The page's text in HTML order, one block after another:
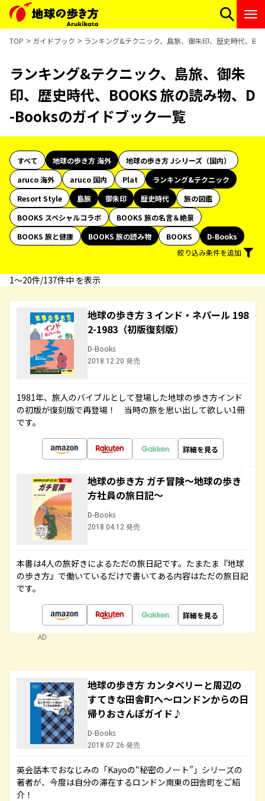
TOP ガイドブック ランキング&テクニック、島旅、御朱印、歴史時代、
ランキング&テクニック、島旅、御朱
印、歴史時代、BOOKS 旅の読み物、D
-Booksのガイドブック一覧
すべて 地球の歩き方 海外
地球の歩き方 Jシリーズ（国内）
aruco 海外
aruco 国内 Plat
ランキング&テクニック
Resort Style
島旅 御朱印 歴史時代
旅の図鑑
BOOKS スペシャルコラボ
BOOKS 旅の名言＆絶景
BOOKS 旅と健康
BOOKS 旅の読み物 BOOKS
D-Books
絞り込み条件を追加
1〜20件/137件中 を表示
地球の歩き方 3 インド・ネパール 198
2-1983（初版復刻版）
D-Books
2018.12.20 発売
1981年、旅人のバイブルとして登場した地球の歩き方インド
の初版が復刻版で再登場！ 当時の旅を思い出して欲しい1冊
です。
詳細を見る
地球の歩き方 ガチ冒険～地球の歩き
方社員の旅日記～
D-Books
2018.04.12 発売
本書は4人の旅好きによるただの旅日記です。たまたま『地球
の歩き方』で働いているだけで書いてある内容はただの旅日記
です。
詳細を見る
AD
地球の歩き方 カンタベリーと周辺の
すてきな田舎町へ～ロンドンからの日
帰りおさんぽガイド♪
D-Books
2018.07.26 発売
英会話本でおなじみの「Kayoの“秘密のノート”」シリーズの
著者が、今度は自分の滞在するロンドン南東の田舎町をご紹
介！